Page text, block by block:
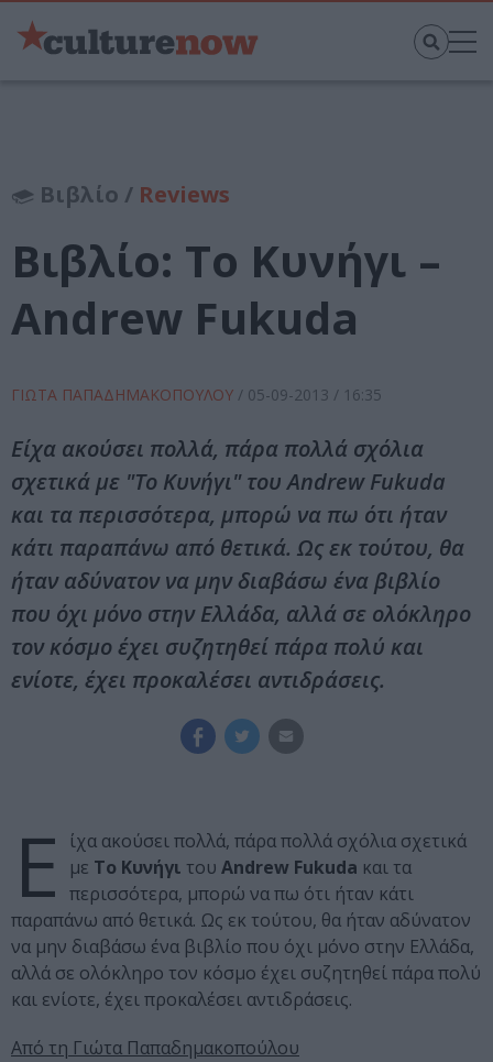
Βιβλίο / Reviews
Βιβλίο: Το Κυνήγι –
Andrew Fukuda
ΓΙΩΤΑ ΠΑΠΑΔΗΜΑΚΟΠΟΥΛΟΥ / 05-09-2013 / 16:35
Είχα ακούσει πολλά, πάρα πολλά σχόλια
σχετικά με "Το Κυνήγι" του Andrew Fukuda
και τα περισσότερα, μπορώ να πω ότι ήταν
κάτι παραπάνω από θετικά. Ως εκ τούτου, θα
ήταν αδύνατον να μην διαβάσω ένα βιβλίο
που όχι μόνο στην Ελλάδα, αλλά σε ολόκληρο
τον κόσμο έχει συζητηθεί πάρα πολύ και
ενίοτε, έχει προκαλέσει αντιδράσεις.
Ε
ίχα ακούσει πολλά, πάρα πολλά σχόλια σχετικά
με Το Κυνήγι του Andrew Fukuda και τα
περισσότερα, μπορώ να πω ότι ήταν κάτι
παραπάνω από θετικά. Ως εκ τούτου, θα ήταν αδύνατον
να μην διαβάσω ένα βιβλίο που όχι μόνο στην Ελλάδα,
αλλά σε ολόκληρο τον κόσμο έχει συζητηθεί πάρα πολύ
και ενίοτε, έχει προκαλέσει αντιδράσεις.
Από τη Γιώτα Παπαδημακοπούλου